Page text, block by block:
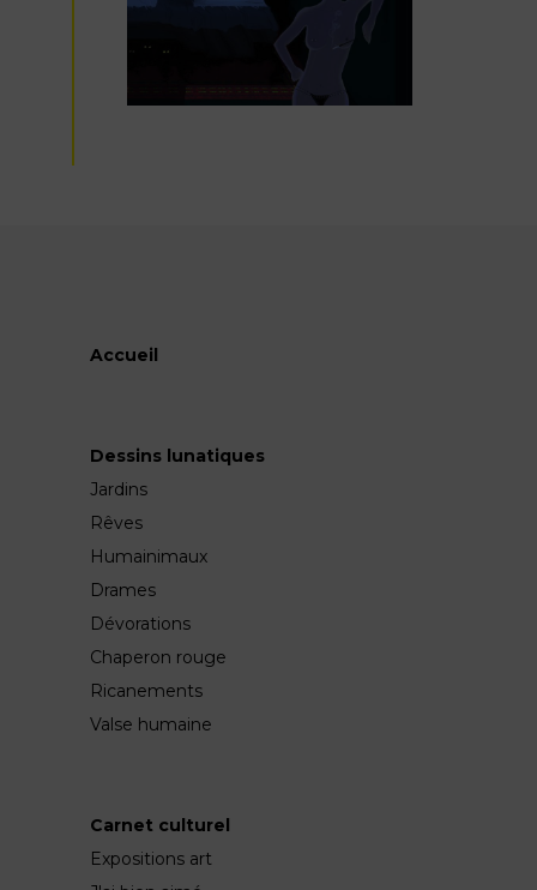
Accueil
Dessins lunatiques
Jardins
Rêves
Humainimaux
Drames
Dévorations
Chaperon rouge
Ricanements
Valse humaine
Carnet culturel
Expositions art